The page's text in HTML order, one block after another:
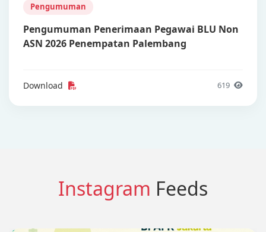
Pengumuman
Pengumuman Penerimaan Pegawai BLU Non
ASN 2026 Penempatan Palembang
Download 619
Instagram Feeds